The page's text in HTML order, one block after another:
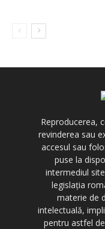
Reproducerea,
revinderea sau
accesul sau
puse la
intermediul
legislația
materie de
intelectuală,
pentru astfel